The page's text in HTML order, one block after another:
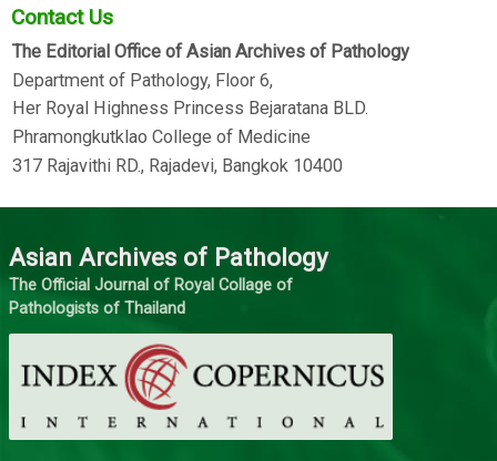
Contact Us
The Editorial Office of Asian Archives of Pathology
Department of Pathology, Floor 6,
Her Royal Highness Princess Bejaratana BLD.
Phramongkutklao College of Medicine
317 Rajavithi RD., Rajadevi, Bangkok 10400
Asian Archives of Pathology
The Official Journal of Royal Collage of
Pathologists of Thailand